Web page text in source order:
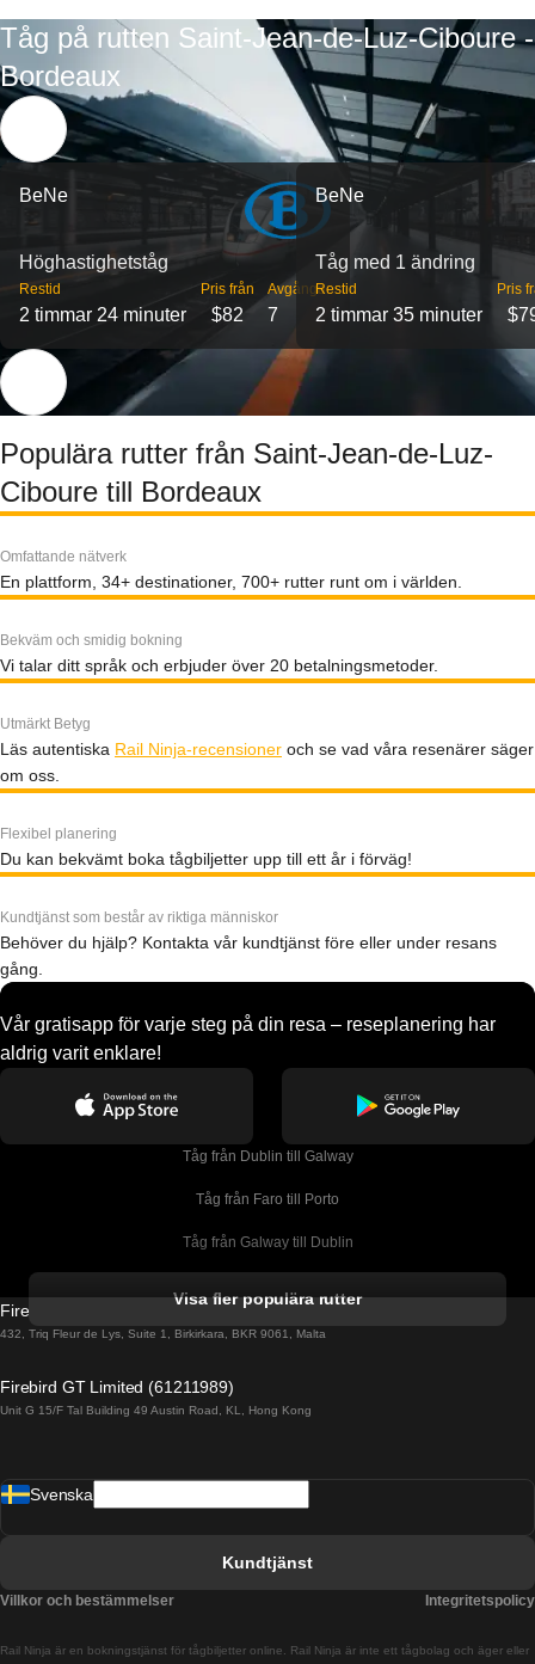
Tåg på rutten Saint-Jean-de-Luz-Ciboure -
Bordeaux
BeNe
Höghastighetståg
Restid
2 timmar 24 minuter
Pris från
$82
Avgångar
7
BeNe
Tåg med 1 ändring
Restid
2 timmar 35 minuter
Pris
Populära rutter från Saint-Jean-de-Luz-
Ciboure till Bordeaux
Omfattande nätverk
En plattform, 34+ destinationer, 700+ rutter runt om i världen.
Bekväm och smidig bokning
Vi talar ditt språk och erbjuder över 20 betalningsmetoder.
Utmärkt Betyg
Läs autentiska Rail Ninja-recensioner och se vad våra resenärer säger
om oss.
Flexibel planering
Du kan bekvämt boka tågbiljetter upp till ett år i förväg!
Kundtjänst som består av riktiga människor
Behöver du hjälp? Kontakta vår kundtjänst före eller under resans
gång.
Vår gratisapp för varje steg på din resa – reseplanering har
aldrig varit enklare!
Tåg från Dublin till Galway
Tåg från Faro till Porto
Tåg från Galway till Dublin
Tåg från Porto till Faro
Tåg från Barcelona till Madrid
Visa fler populära rutter
Firebird GT Limited (OC 1451)
432, Triq Fleur de Lys, Suite 1, Birkirkara, BKR 9061, Malta
Firebird GT Limited (61211989)
Unit G 15/F Tal Building 49 Austin Road, KL, Hong Kong
Rail Ninja är en bokningstjänst för tågbiljetter online. Rail Ninja är inte ett tågbolag och äger eller
Svenska
Kundtjänst
Villkor och bestämmelser Integritetspolicy